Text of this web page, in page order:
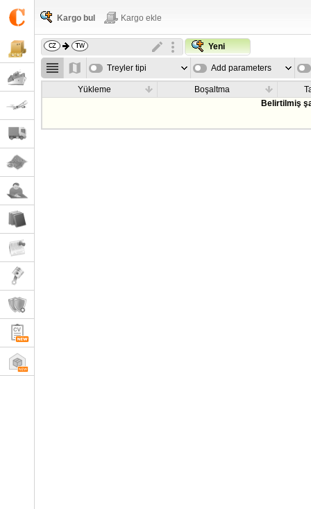
Kargo bul Kargo ekle
Yeni
Treyler tipi Add parameters
Yükleme Boşaltma
Belirtilmiş